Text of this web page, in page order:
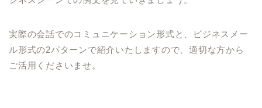
実際の会話でのコミュニケーション形式と、ビジネスメー
ル形式の2パターンで紹介いたしますので、適切な方から
ご活用くださいませ。